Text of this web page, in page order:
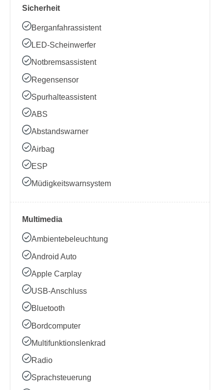
Sicherheit
Berganfahrassistent
LED-Scheinwerfer
Notbremsassistent
Regensensor
Spurhalteassistent
ABS
Abstandswarner
Airbag
ESP
Müdigkeitswarnsystem
Multimedia
Ambientebeleuchtung
Android Auto
Apple Carplay
USB-Anschluss
Bluetooth
Bordcomputer
Multifunktionslenkrad
Radio
Sprachsteuerung